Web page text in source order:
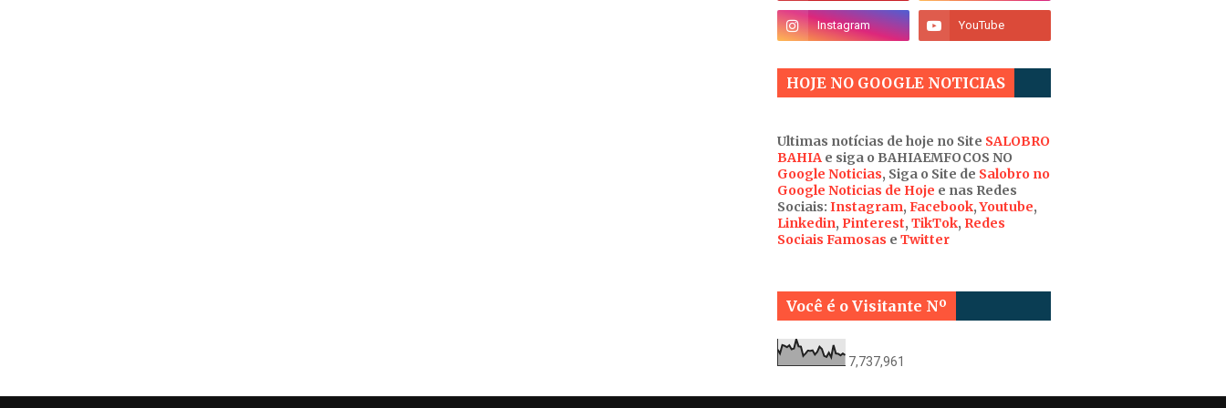
HOJE NO GOOGLE NOTICIAS
Ultimas notícias de hoje no Site SALOBRO
BAHIA e siga o BAHIAEMFOCOS NO
Google Noticias, Siga o Site de Salobro no
Google Noticias de Hoje e nas Redes
Sociais: Instagram, Facebook,Youtube,
Linkedin, Pinterest, TikTok, Redes
Sociais Famosas e Twitter
Você é o Visitante Nº
7,737,961